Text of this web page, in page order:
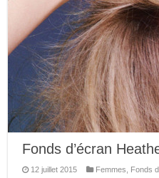
Fonds d’écran
12 juillet 2015 Femmes Fonds